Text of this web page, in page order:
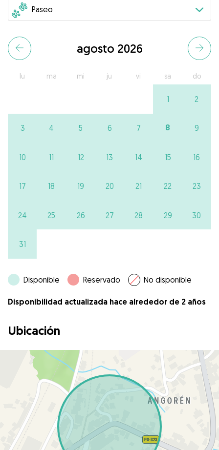
agosto 2026
lu ma mi ju vi sa do
1 2
3 4 5 6 7 8 9
10 11 12 13 14 15 16
17 18 19 20 21 22 23
24 25 26 27 28 29 30
31
Disponible Reservado No disponible
Disponibilidad actualizada hace alrededor de 2 años
Ubicación